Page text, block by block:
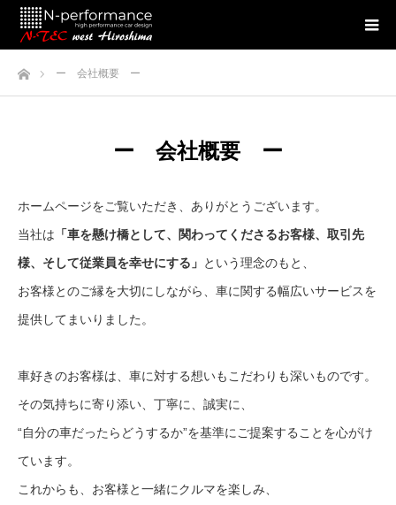
ホームー 会社概要 ー
ー 会社概要 ー
ホームページをご覧いただき、ありがとうございます。
当社は 「車を懸け橋として、関わってくださるお客様、取引先
様、そして従業員を幸せにする 」 という理念のもと、
お客様とのご縁を大切にしながら、車に関する幅広いサービスを
提供してまいりました。
車好きのお客様は、車に対する想いもこだわりも深いものです。
その気持ちに寄り添い、丁寧に、誠実に、
“自分の車だったらどうするか”を基準にご提案することを心がけ
ています。
これからも、お客様と一緒にクルマを楽しみ、